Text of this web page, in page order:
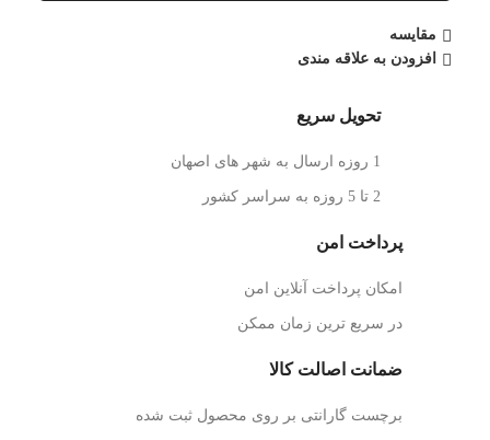
مقایسه
افزودن به علاقه مندی
تحویل سریع
1 روزه ارسال به شهر های اصهان
2 تا 5 روزه به سراسر کشور
پرداخت امن
امکان پرداخت آنلاین امن
در سریع ترین زمان ممکن
ضمانت اصالت کالا
برچست گارانتی بر روی محصول ثبت شده